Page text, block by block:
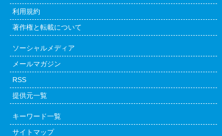
利用規約
著作権と転載について
ソーシャルメディア
メールマガジン
RSS
提供元一覧
キーワード一覧
サイトマップ